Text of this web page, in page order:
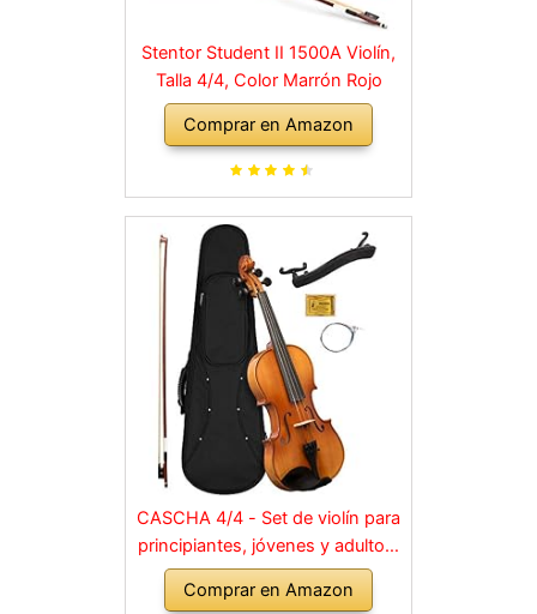
Stentor Student II 1500A Violín,
Talla 4/4, Color Marrón Rojo
Comprar en Amazon
CASCHA 4/4 - Set de violín para
principiantes, jóvenes y adultos,
violín macizo con arco, colofonia,
cuerdas de repuesto, soporte
Comprar en Amazon